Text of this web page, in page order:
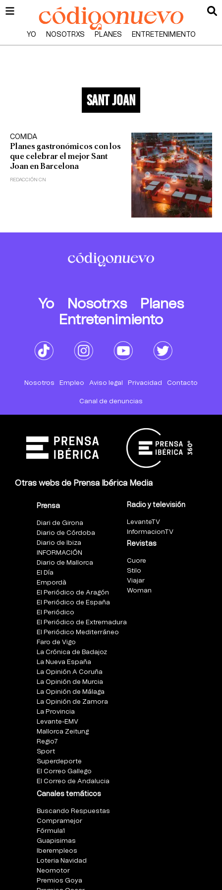
YO NOSOTRXS PLANES ENTRETENIMIENTO
sant joan
COMIDA
Planes gastronómicos con los
que celebrar el mejor Sant
Joan en Barcelona
REDACCIÓN CN
Yo Nosotrxs
Planes
Entretenimiento
Nosotros Empleo Aviso legal Privacidad Contacto
Canal de denuncias
Otras webs de Prensa Ibérica Media
Prensa
Diari de Girona
Diario de Córdoba
Diario de Ibiza
INFORMACIÓN
Diario de Mallorca
El Día
Empordà
El Periódico de Aragón
El Periódico de España
El Periódico
El Periódico de Extremadura
El Periódico Mediterráneo
Faro de Vigo
La Crónica de Badajoz
La Nueva España
La Opinión A Coruña
La Opinión de Murcia
La Opinión de Málaga
La Opinión de Zamora
La Provincia
Levante-EMV
Mallorca Zeitung
Regio7
Sport
Superdeporte
El Correo Gallego
El Correo de Andalucia
Canales temáticos
Buscando Respuestas
Compramejor
Fórmula1
Guapisimas
Iberempleos
Loteria Navidad
Neomotor
Premios Goya
Radio y televisión
LevanteTV
InformacionTV
Revistas
Cuore
Stilo
Viajar
Woman